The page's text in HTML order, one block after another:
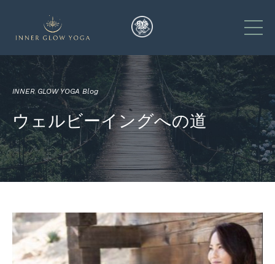
INNER GLOW YOGA Blog
ウェルビーイングへの道